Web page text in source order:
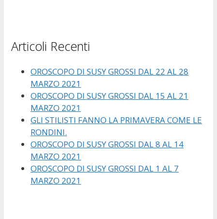
Articoli Recenti
OROSCOPO DI SUSY GROSSI DAL 22 AL 28
MARZO 2021
OROSCOPO DI SUSY GROSSI DAL 15 AL 21
MARZO 2021
GLI STILISTI FANNO LA PRIMAVERA COME LE
RONDINI.
OROSCOPO DI SUSY GROSSI DAL 8 AL 14
MARZO 2021
OROSCOPO DI SUSY GROSSI DAL 1 AL 7
MARZO 2021